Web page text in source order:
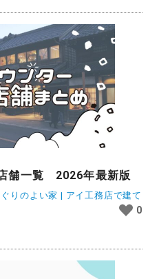
舗一覧 2026年最新版
りのよい家 | アイ工務店で建て
0